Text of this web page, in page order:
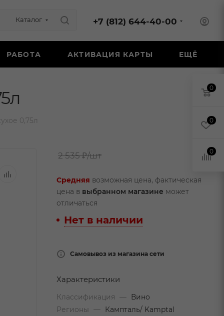
Каталог +7 (812) 644-40-00
РАБОТА АКТИВАЦИЯ КАРТЫ ЕЩЁ
0,75л
2 535 ₽/шт
Средняя возможная цена, фактическая
цена в выбранном магазине может
отличаться
Нет в наличии
Самовывоз из магазина сети
Характеристики
Классификация —
Вино
Регионы
—
Кампталь/ Kamptal
0
0
0